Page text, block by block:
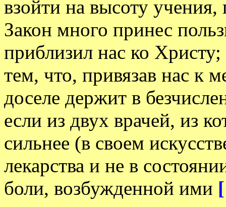
взойти на высоту
Закон много принес
приблизил нас ко
тем, что, привязав нас к
доселе держит в
если из двух врачей, из
сильнее (в своем
лекарства и не в
боли, возбужденной ими